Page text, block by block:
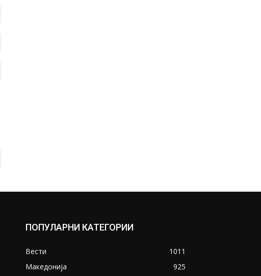
страна:
ПОПУЛАРНИ КАТЕГОРИИ
Вести
1011
Македонија
925